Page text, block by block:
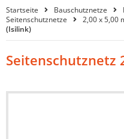
Startseite Bauschutznetze
Seitenschutznetze
2,00 x 5,00
(Isilink)
Seitenschutznetz